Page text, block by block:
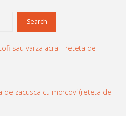
Search
sau varza acra – reteta de
de zacusca cu morcovi (reteta de